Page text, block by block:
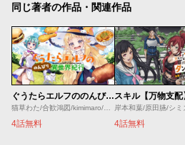
同じ著者の作品・関連作品
ぐうたらエルフののんびり異世界紀行
4話無料 4話無料